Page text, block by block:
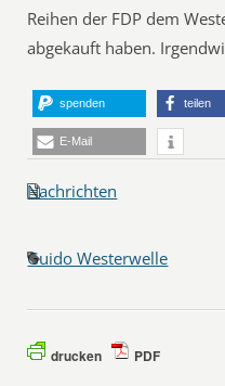
Reihen der FDP dem
abgekauft haben.
spenden teilen
E-Mail
Nachrichten
Guido Westerwelle
drucken PDF